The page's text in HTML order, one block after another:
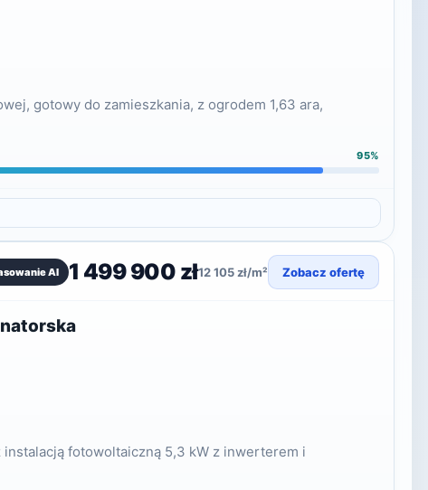
gotowy do zamieszkania, z ogrodem 1,63 ara,
95%
AI 1 499 900 zł12 105 zł/m² Zobacz ofertę
fotowoltaiczną 5,3 kW z inwerterem i